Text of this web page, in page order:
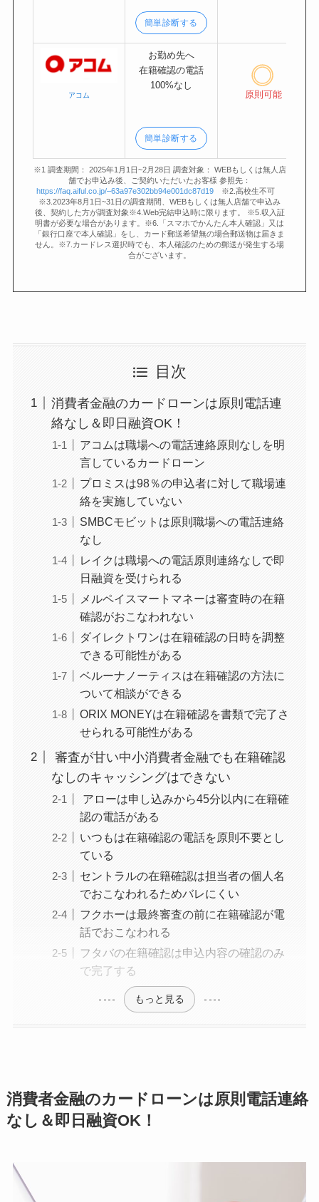
簡単診断する
アコム
お勤め先へ
在籍確認の電話
100%なし
簡単診断する
原則可能
※1 調査期間： 2025年1月1日~2月28日 調査対象： WEBもしくは無人店
舗でお申込み後、ご契約いただいたお客様 参照先：
https://faq.aiful.co.jp/–63a97e302bb94e001dc87d19 ※2.高校生不可
※3.2023年8月1日~31日の調査期間、WEBもしくは無人店舗で申込み
後、契約した方が調査対象※4.Web完結申込時に限ります。 ※5.収入証
明書が必要な場合があります。※6.「スマホでかんたん本人確認」又は
「銀行口座で本人確認」をし、カード郵送希望無の場合郵送物は届きま
せん。※7.カードレス選択時でも、本人確認のための郵送が発生する場
合がございます。
目次
消費者金融のカードローンは原則電話連
絡なし＆即日融資OK！
アコムは職場への電話連絡原則なしを明
言しているカードローン
プロミスは98％の申込者に対して職場連
絡を実施していない
SMBCモビットは原則職場への電話連絡
なし
レイクは職場への電話原則連絡なしで即
日融資を受けられる
メルペイスマートマネーは審査時の在籍
確認がおこなわれない
ダイレクトワンは在籍確認の日時を調整
できる可能性がある
ベルーナノーティスは在籍確認の方法に
ついて相談ができる
ORIX MONEYは在籍確認を書類で完了さ
せられる可能性がある
審査が甘い中小消費者金融でも在籍確認
なしのキャッシングはできない
アローは申し込みから45分以内に在籍確
認の電話がある
いつもは在籍確認の電話を原則不要とし
ている
セントラルの在籍確認は担当者の個人名
でおこなわれるためバレにくい
フクホーは最終審査の前に在籍確認が電
話でおこなわれる
フタバの在籍確認は申込内容の確認のみ
で完了する
もっと見る
消費者金融のカードローンは原則 電話連絡
なし＆即日融資OK！